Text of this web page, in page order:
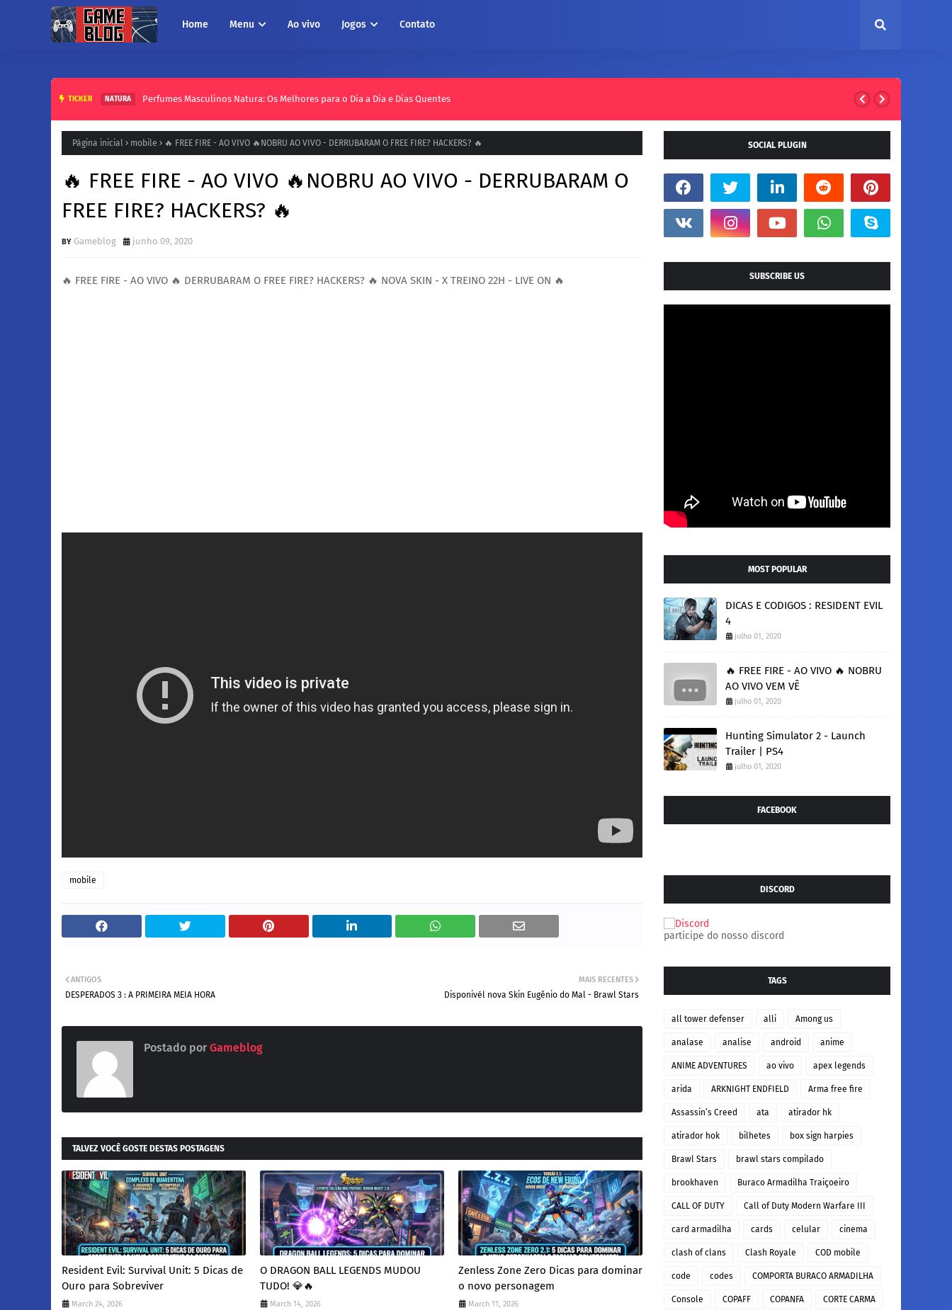
Home Menu Ao vivo Jogos Contato
TICKER NATURA Perfumes Masculinos Natura: Os Melhores para o Dia a Dia e Dias Quentes
Página inicial mobile 🔥 FREE FIRE - AO VIVO 🔥NOBRU AO VIVO - DERRUBARAM O FREE FIRE? HACKERS? 🔥
🔥 FREE FIRE - AO VIVO 🔥NOBRU AO VIVO - DERRUBARAM O
FREE FIRE? HACKERS? 🔥
Gameblog junho 09, 2020
🔥 FREE FIRE - AO VIVO 🔥 DERRUBARAM O FREE FIRE? HACKERS? 🔥 NOVA SKIN - X TREINO 22H - LIVE ON 🔥
mobile
MAIS RECENTES
Disponivél nova Skin Eugênio do Mal - Brawl Stars
ANTIGOS
DESPERADOS 3 : A PRIMEIRA MEIA HORA
Postado por Gameblog
TALVEZ VOCÊ GOSTE DESTAS POSTAGENS
Resident Evil: Survival Unit: 5 Dicas de
Ouro para Sobreviver
March 24, 2026
O DRAGON BALL LEGENDS MUDOU
TUDO! 💎🔥
March 14, 2026
Zenless Zone Zero Dicas para dominar
o novo personagem
March 11, 2026
SOCIAL PLUGIN
SUBSCRIBE US
MOST POPULAR
DICAS E CODIGOS : RESIDENT EVIL
4
julho 01, 2020
🔥 FREE FIRE - AO VIVO 🔥 NOBRU
AO VIVO VEM VÊ
julho 01, 2020
Hunting Simulator 2 - Launch
Trailer | PS4
julho 01, 2020
FACEBOOK
DISCORD
participe do nosso discord
TAGS
all tower defenser alli Among us
analase analise android anime
ANIME ADVENTURES ao vivo apex legends
arida ARKNIGHT ENDFIELD Arma free fire
Assassin’s Creed ata atirador hk
atirador hok bilhetes box sign harpies
Brawl Stars brawl stars compilado
brookhaven Buraco Armadilha Traiçoeiro
CALL OF DUTY Call of Duty Modern Warfare III
card armadilha cards celular cinema
clash of clans Clash Royale COD mobile
code codes COMPORTA BURACO ARMADILHA
Console COPAFF COPANFA CORTE CARMA